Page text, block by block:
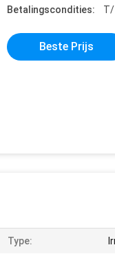
Betalingscondities:
Beste Prijs
Type: